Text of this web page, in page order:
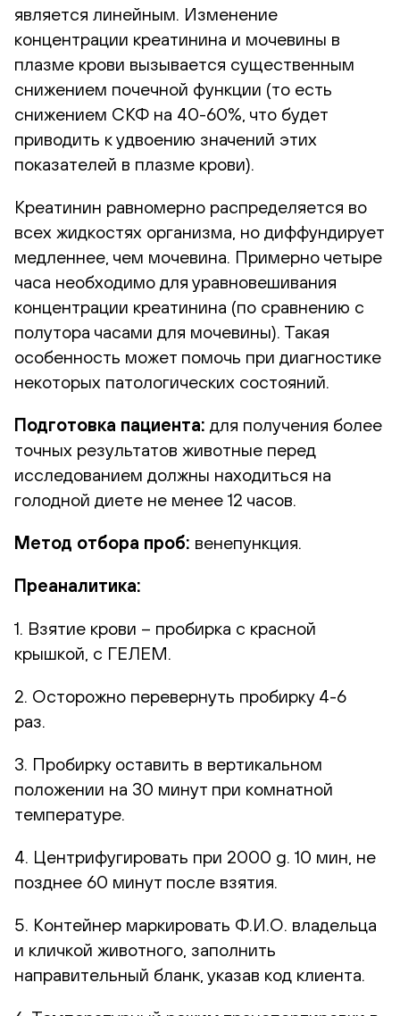
является линейным. Изменение
концентрации креатинина и мочевины в
плазме крови вызывается существенным
снижением почечной функции (то есть
снижением СКФ на 40-60%, что будет
приводить к удвоению значений этих
показателей в плазме крови).
Креатинин равномерно распределяется во
всех жидкостях организма, но диффундирует
медленнее, чем мочевина. Примерно четыре
часа необходимо для уравновешивания
концентрации креатинина (по сравнению с
полутора часами для мочевины). Такая
особенность может помочь при диагностике
некоторых патологических состояний.
Подготовка пациента: для получения более
точных результатов животные перед
исследованием должны находиться на
голодной диете не менее 12 часов.
Метод отбора проб: венепункция.
Преаналитика:
1. Взятие крови – пробирка с красной
крышкой, с ГЕЛЕМ.
2. Осторожно перевернуть пробирку 4-6
раз.
3. Пробирку оставить в вертикальном
положении на 30 минут при комнатной
температуре.
4. Центрифугировать при 2000 g. 10 мин, не
позднее 60 минут после взятия.
5. Контейнер маркировать Ф.И.О. владельца
и кличкой животного, заполнить
направительный бланк, указав код клиента.